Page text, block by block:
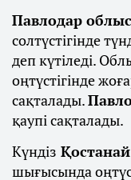
Павлодар
солтүстігінде
деп күтіледі.
оңтүстігінде
сақталады.
қаупі сақталады.
Күндіз
шығысында